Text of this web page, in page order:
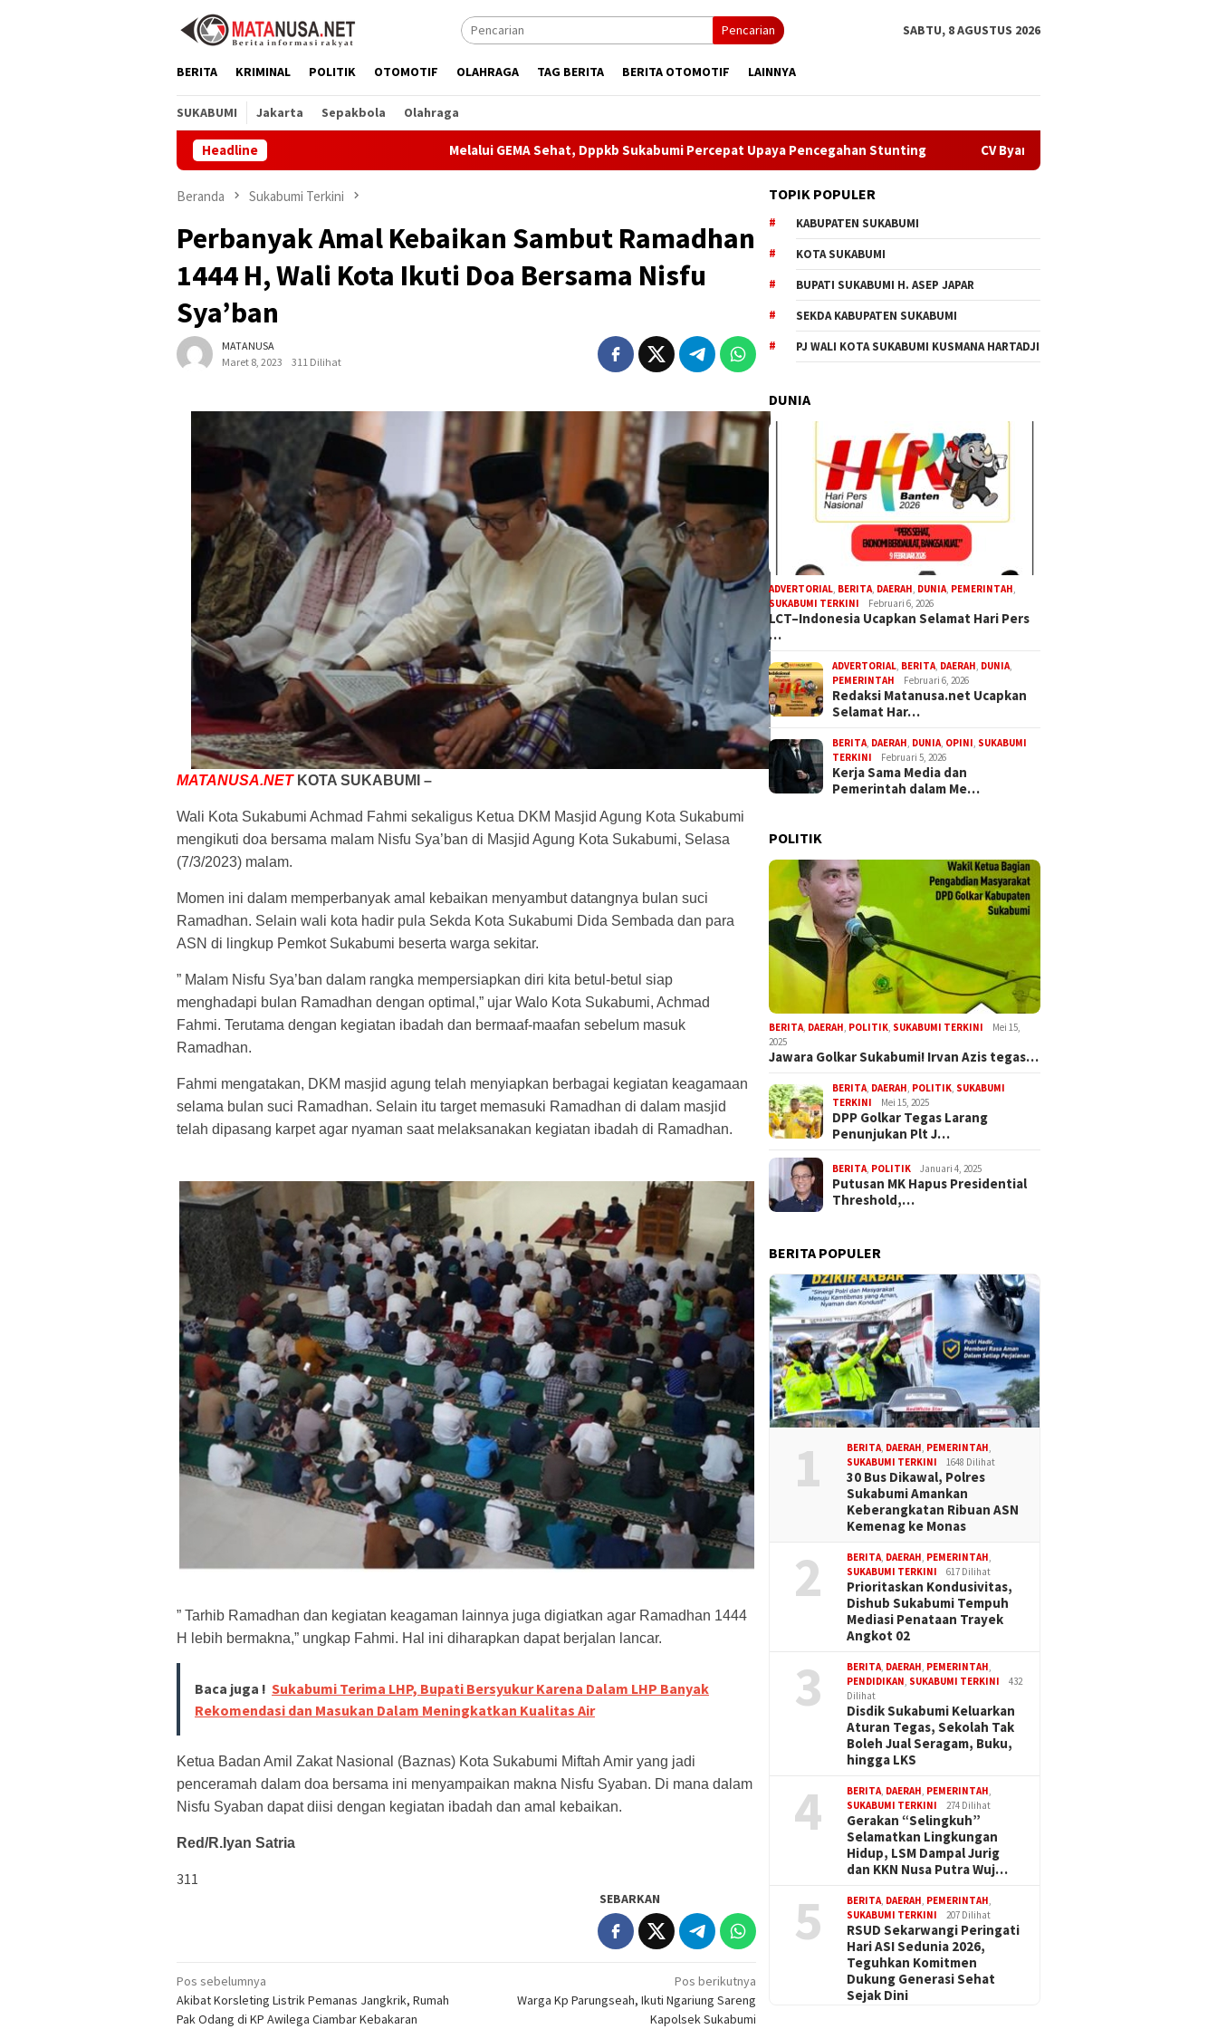
Pencarian SABTU, 8 AGUSTUS 2026
BERITA KRIMINAL POLITIK OTOMOTIF OLAHRAGA TAG BERITA BERITA OTOMOTIF LAINNYA
SUKABUMI Jakarta Sepakbola Olahraga
Headline Melalui GEMA Sehat, Dppkb Sukabumi Percepat Upaya Pencegahan Stunting CV Byankarya Pastikan Perbaikan Jalan
Beranda Sukabumi Terkini
Perbanyak Amal Kebaikan Sambut Ramadhan
1444 H, Wali Kota Ikuti Doa Bersama Nisfu
Sya’ban
MATANUSA
Maret 8, 2023
311 Dilihat
MATANUSA.NETKOTA SUKABUMI –
Wali Kota Sukabumi Achmad Fahmi sekaligus Ketua DKM Masjid Agung Kota Sukabumi
mengikuti doa bersama malam Nisfu Sya’ban di Masjid Agung Kota Sukabumi, Selasa
(7/3/2023) malam.
Momen ini dalam memperbanyak amal kebaikan menyambut datangnya bulan suci
Ramadhan. Selain wali kota hadir pula Sekda Kota Sukabumi Dida Sembada dan para
ASN di lingkup Pemkot Sukabumi beserta warga sekitar.
” Malam Nisfu Sya’ban dalam rangka mempersiapkan diri kita betul-betul siap
menghadapi bulan Ramadhan dengan optimal,” ujar Walo Kota Sukabumi, Achmad
Fahmi. Terutama dengan kegiatan ibadah dan bermaaf-maafan sebelum masuk
Ramadhan.
Fahmi mengatakan, DKM masjid agung telah menyiapkan berbagai kegiatan keagamaan
selama bulan suci Ramadhan. Selain itu target memasuki Ramadhan di dalam masjid
telah dipasang karpet agar nyaman saat melaksanakan kegiatan ibadah di Ramadhan.
” Tarhib Ramadhan dan kegiatan keagaman lainnya juga digiatkan agar Ramadhan 1444
H lebih bermakna,” ungkap Fahmi. Hal ini diharapkan dapat berjalan lancar.
Baca juga ! Sukabumi Terima LHP, Bupati Bersyukur Karena Dalam LHP Banyak
Rekomendasi dan Masukan Dalam Meningkatkan Kualitas Air
Ketua Badan Amil Zakat Nasional (Baznas) Kota Sukabumi Miftah Amir yang jadi
penceramah dalam doa bersama ini menyampaikan makna Nisfu Syaban. Di mana dalam
Nisfu Syaban dapat diisi dengan kegiatan ibadah dan amal kebaikan.
Red/R.Iyan Satria
311
SEBARKAN
Navigasi
pos
Pos sebelumnya
Akibat Korsleting Listrik Pemanas Jangkrik, Rumah
Pak Odang di KP Awilega Ciambar Kebakaran
Pos berikutnya
Warga Kp Parungseah, Ikuti Ngariung Sareng
Kapolsek Sukabumi
TOPIK POPULER
KABUPATEN SUKABUMI
KOTA SUKABUMI
BUPATI SUKABUMI H. ASEP JAPAR
SEKDA KABUPATEN SUKABUMI
PJ WALI KOTA SUKABUMI KUSMANA HARTADJI
DUNIA
ADVERTORIAL BERITA DAERAH DUNIA PEMERINTAH
SUKABUMI TERKINI
Februari 6, 2026
LCT–Indonesia Ucapkan Selamat Hari Pers
…
ADVERTORIAL BERITA DAERAH DUNIA
PEMERINTAH
Februari 6, 2026
Redaksi Matanusa.net Ucapkan
Selamat Har…
BERITA DAERAH DUNIA OPINI SUKABUMI
TERKINI
Februari 5, 2026
Kerja Sama Media dan
Pemerintah dalam Me…
POLITIK
BERITA DAERAH POLITIK SUKABUMI TERKINI
Mei 15,
2025
Jawara Golkar Sukabumi! Irvan Azis tegas…
BERITA DAERAH POLITIK SUKABUMI
TERKINI
Mei 15, 2025
DPP Golkar Tegas Larang
Penunjukan Plt J…
BERITA POLITIK Januari 4, 2025
Putusan MK Hapus Presidential
Threshold,…
BERITA POPULER
1 BERITA, DAERAH, PEMERINTAH,
SUKABUMI TERKINI
1648 Dilihat
30 Bus Dikawal, Polres
Sukabumi Amankan
Keberangkatan Ribuan ASN
Kemenag ke Monas
2 BERITA, DAERAH, PEMERINTAH,
SUKABUMI TERKINI
617 Dilihat
Prioritaskan Kondusivitas,
Dishub Sukabumi Tempuh
Mediasi Penataan Trayek
Angkot 02
3 BERITA, DAERAH, PEMERINTAH,
PENDIDIKAN, SUKABUMI TERKINI
432
Dilihat
Disdik Sukabumi Keluarkan
Aturan Tegas, Sekolah Tak
Boleh Jual Seragam, Buku,
hingga LKS
4 BERITA, DAERAH, PEMERINTAH,
SUKABUMI TERKINI
274 Dilihat
Gerakan “Selingkuh”
Selamatkan Lingkungan
Hidup, LSM Dampal Jurig
dan KKN Nusa Putra Wuj…
5 BERITA, DAERAH, PEMERINTAH,
SUKABUMI TERKINI
207 Dilihat
RSUD Sekarwangi Peringati
Hari ASI Sedunia 2026,
Teguhkan Komitmen
Dukung Generasi Sehat
Sejak Dini